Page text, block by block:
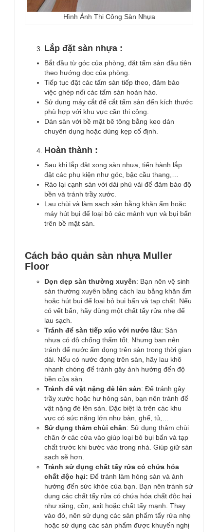
Hình Ảnh Thi Công Sàn Nhựa
Lắp đặt sàn nhựa :
Bắt đầu từ góc của phòng, đặt tấm sàn đầu tiên
theo hướng dọc của phòng.
Tiếp tục đặt các tấm sàn tiếp theo, đảm bảo
việc ghép nối các tấm sàn hoàn hảo.
Sử dụng máy cắt để cắt tấm sàn đến kích thước
phù hợp với khu vực cần thi công.
Dán sàn với bề mặt bê tông bằng keo dán
chuyên dụng hoặc dùng kẹp cố định.
Hoàn thành :
Sau khi lắp đặt xong sàn nhựa, tiến hành lắp
đặt các phụ kiện như góc, bậc cầu thang,…
Rào lại cạnh sàn với dải phủ vải để đảm bảo độ
bền và tránh trầy xước.
Lau chùi và làm sạch sàn bằng khăn ẩm hoặc
máy hút bụi để loại bỏ các mảnh vụn và bụi bẩn
trên bề mặt sàn.
Cách bảo quản sàn nhựa Muller
Floor
Dọn dẹp sàn thường xuyên: Bạn nên vệ sinh
sàn thường xuyên bằng cách lau bằng khăn ẩm
hoặc hút bụi để loại bỏ bụi bẩn và tạp chất. Nếu
có vết bẩn, hãy dùng một chất tẩy rửa nhẹ để
lau sạch.
Tránh để sàn tiếp xúc với nước lâu: Sàn
nhựa có độ chống thấm tốt. Nhưng bạn nên
tránh để nước ẩm đọng trên sàn trong thời gian
dài. Nếu có nước đọng trên sàn, hãy lau khô
nhanh chóng để tránh gây ảnh hưởng đến độ
bền của sàn.
Tránh để vật nặng đè lên sàn: Để tránh gây
trầy xước hoặc hư hỏng sàn, bạn nên tránh để
vật nặng đè lên sàn. Đặc biệt là trên các khu
vực có sức nặng lớn như bàn, ghế, tủ,…
Sử dụng thảm chùi chân: Sử dụng thảm chùi
chân ở các cửa vào giúp loại bỏ bụi bẩn và tạp
chất trước khi bước vào trong nhà. Giúp giữ sàn
sạch sẽ hơn.
Tránh sử dụng chất tẩy rửa có chứa hóa
chất độc hại: Để tránh làm hỏng sàn và ảnh
hưởng đến sức khỏe của bạn. Bạn nên tránh sử
dụng các chất tẩy rửa có chứa hóa chất độc hại
như xăng, cồn, axit hoặc chất tẩy mạnh. Thay
vào đó, nên sử dụng các sản phẩm tẩy rửa nhẹ
hoặc sử dụng các sản phẩm được khuyến nghị